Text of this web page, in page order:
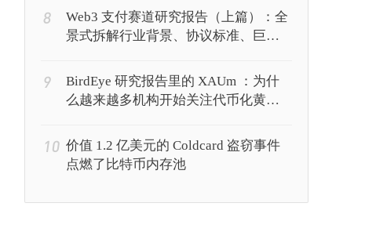
8
Web3 支付赛道研究报告（上篇）：全
景式拆解行业背景、协议标准、巨头
9
BirdEye 研究报告里的 XAUm ：为什
么越来越多机构开始关注代币化黄
10 价值 1.2 亿美元的 Coldcard 盗窃事件
点燃了比特币内存池